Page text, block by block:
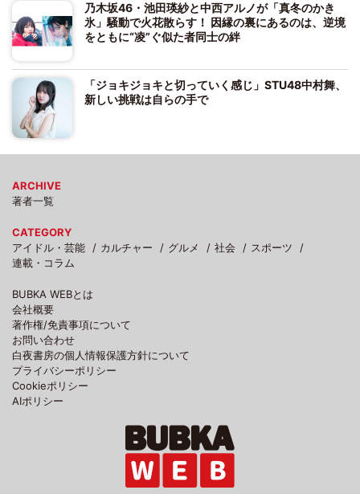
乃木坂46・池田瑛紗と中西アルノが「真冬のかき
氷」騒動で火花散らす！ 因縁の裏にあるのは、逆境
をともに“凌”ぐ似た者同士の絆
「ジョキジョキと切っていく感じ」STU48中村舞、
新しい挑戦は自らの手で
ARCHIVE
著者一覧
CATEGORY
アイドル・芸能
カルチャー グルメ 社会
スポーツ
連載・コラム
BUBKA WEBとは
会社概要
著作権/免責事項について
お問い合わせ
白夜書房の個人情報保護方針について
プライバシーポリシー
Cookieポリシー
AIポリシー